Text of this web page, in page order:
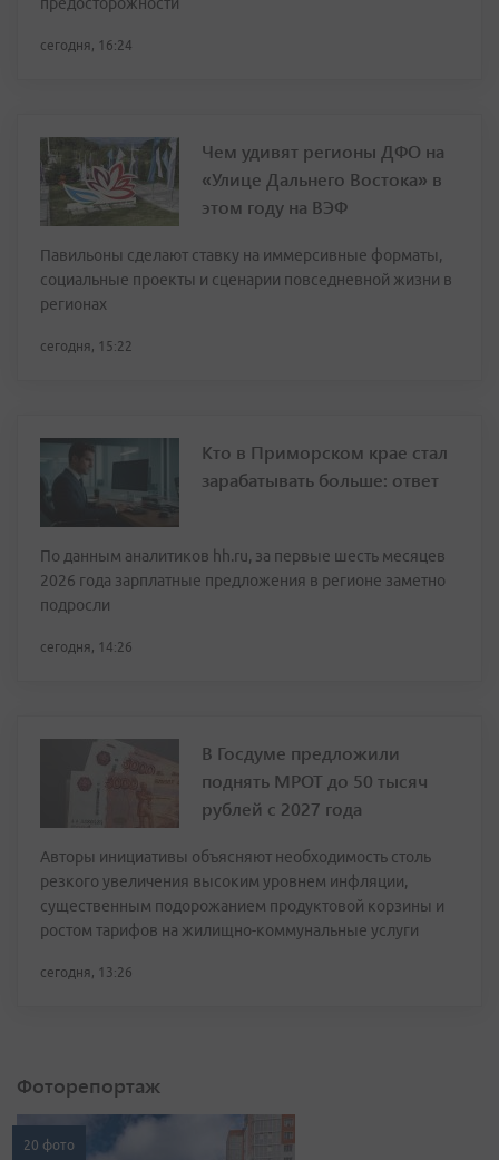
сегодня, 16:24
Чем удивят регионы ДФО на
«Улице Дальнего Востока» в
этом году на ВЭФ
Павильоны сделают ставку на иммерсивные форматы,
социальные проекты и сценарии повседневной жизни в
регионах
сегодня, 15:22
Кто в Приморском крае стал
зарабатывать больше: ответ
По данным аналитиков hh.ru, за первые шесть месяцев
2026 года зарплатные предложения в регионе заметно
подросли
сегодня, 14:26
В Госдуме предложили
поднять МРОТ до 50 тысяч
рублей с 2027 года
Авторы инициативы объясняют необходимость столь
резкого увеличения высоким уровнем инфляции,
существенным подорожанием продуктовой корзины и
ростом тарифов на жилищно-коммунальные услуги
сегодня, 13:26
Фоторепортаж
20 фото